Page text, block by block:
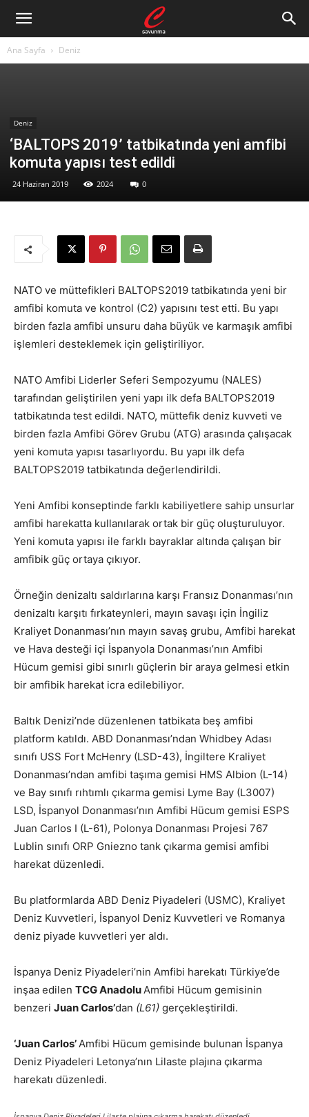
Ana Sayfa Deniz
Deniz
‘BALTOPS 2019’ tatbikatında yeni amfibi
komuta yapısı test edildi
24 Haziran 2019 2024 0
NATO ve müttefikleri BALTOPS2019 tatbikatında yeni bir
amfibi komuta ve kontrol (C2) yapısını test etti. Bu yapı
birden fazla amfibi unsuru daha büyük ve karmaşık amfibi
işlemleri desteklemek için geliştiriliyor.
NATO Amfibi Liderler Seferi Sempozyumu (NALES)
tarafından geliştirilen yeni yapı ilk defa BALTOPS2019
tatbikatında test edildi. NATO, müttefik deniz kuvveti ve
birden fazla Amfibi Görev Grubu (ATG) arasında çalışacak
yeni komuta yapısı tasarlıyordu. Bu yapı ilk defa
BALTOPS2019 tatbikatında değerlendirildi.
Yeni Amfibi konseptinde farklı kabiliyetlere sahip unsurlar
amfibi harekatta kullanılarak ortak bir güç oluşturuluyor.
Yeni komuta yapısı ile farklı bayraklar altında çalışan bir
amfibik güç ortaya çıkıyor.
Örneğin denizaltı saldırlarına karşı Fransız Donanması’nın
denizaltı karşıtı fırkateynleri, mayın savaşı için İngiliz
Kraliyet Donanması’nın mayın savaş grubu, Amfibi harekat
ve Hava desteği içi İspanyola Donanması’nın Amfibi
Hücum gemisi gibi sınırlı güçlerin bir araya gelmesi etkin
bir amfibik harekat icra edilebiliyor.
Baltık Denizi’nde düzenlenen tatbikata beş amfibi
platform katıldı. ABD Donanması’ndan Whidbey Adası
sınıfı USS Fort McHenry (LSD-43), İngiltere Kraliyet
Donanması’ndan amfibi taşıma gemisi HMS Albion (L-14)
ve Bay sınıfı rıhtımlı çıkarma gemisi Lyme Bay (L3007)
LSD, İspanyol Donanması’nın Amfibi Hücum gemisi ESPS
Juan Carlos I (L-61), Polonya Donanması Projesi 767
Lublin sınıfı ORP Gniezno tank çıkarma gemisi amfibi
harekat düzenledi.
Bu platformlarda ABD Deniz Piyadeleri (USMC), Kraliyet
Deniz Kuvvetleri, İspanyol Deniz Kuvvetleri ve Romanya
deniz piyade kuvvetleri yer aldı.
İspanya Deniz Piyadeleri’nin Amfibi harekatı Türkiye’de
inşaa edilen TCG AnadoluAmfibi Hücum gemisinin
benzeri Juan Carlos’dan (L61) gerçekleştirildi.
‘Juan Carlos’Amfibi Hücum gemisinde bulunan İspanya
Deniz Piyadeleri Letonya’nın Lilaste plajına çıkarma
harekatı düzenledi.